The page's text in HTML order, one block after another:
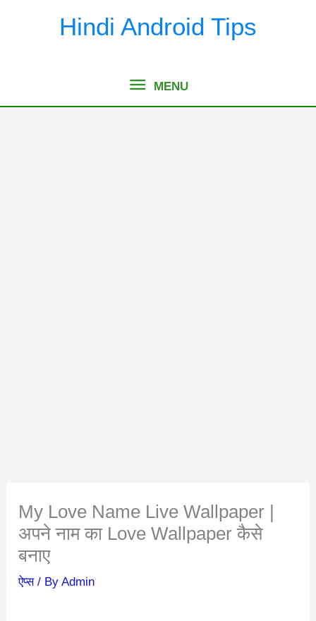
Hindi Android Tips
MENU
MENU
My Love Name Live Wallpaper |
अपने नाम का Love Wallpaper कैसे
बनाए
ऐप्स/ ByAdmin